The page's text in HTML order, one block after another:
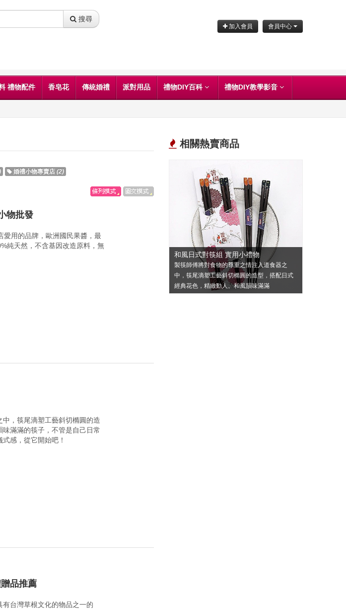
搜尋
加入會員 會員中心
禮物配件 香皂花 傳統婚禮 派對用品 禮物DIY百科 禮物DIY教學影音
婚禮小物專賣店 (2)
物批發
愛用的品牌，歐洲國民果醬，最
純天然，不含基因改造原料，無
，筷尾滴塑工藝斜切橢圓的造
滿滿的筷子，不管是自己日常
感，從它開始吧！
品推薦
台灣草根文化的物品之一的
相關熱賣商品
贈品推
，具有
瑞士HERO喜諾果醬迷你瓶 婚禮小物批
和風日式對筷組 實用小禮物
製筷師傅將對食物的尊重之情注入道食器之
中，筷尾滴塑工藝斜切橢圓的造型，搭配日式
經典花色，精緻動人。和風韻味滿滿